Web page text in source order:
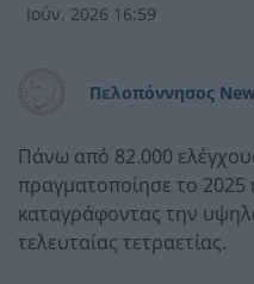
Ιούν. 2026 16:59
Πελοπόννησος
Πάνω από 82.000
πραγματοποίησε το 2025
καταγράφοντας την
τελευταίας τετραετίας.